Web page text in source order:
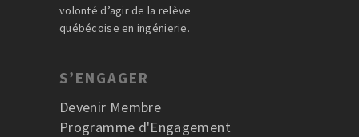
volonté d’agir de la relève
québécoise en ingénierie.
S’ENGAGER
Devenir Membre
Programme d'Engagement